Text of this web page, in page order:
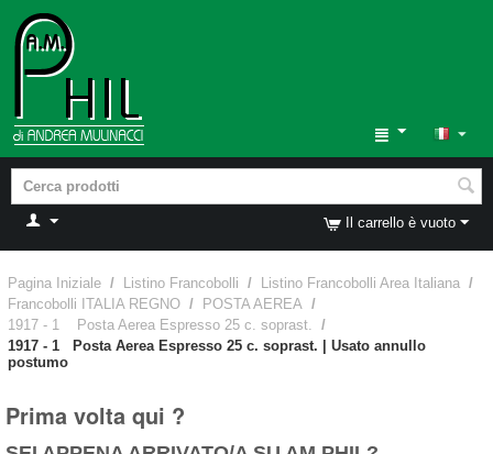
Il carrello è vuoto
Pagina Iniziale / Listino Francobolli / Listino Francobolli Area Italiana /
Francobolli ITALIA REGNO / POSTA AEREA /
1917 - 1 Posta Aerea Espresso 25 c. soprast. /
1917 - 1 Posta Aerea Espresso 25 c. soprast. | Usato annullo
postumo
Prima volta qui ?